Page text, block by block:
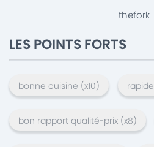
thefork
LES POINTS FORTS
bonne cuisine (x10) rapide
bon rapport qualité-prix (x8)